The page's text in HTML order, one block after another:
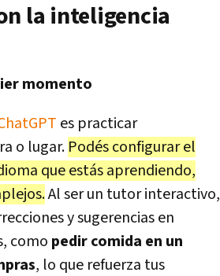
la inteligencia
momento
es practicar
o lugar. Podés configurar el
que estás aprendiendo,
Al ser un tutor interactivo,
y sugerencias en
como pedir comida en un
, lo que refuerza tus